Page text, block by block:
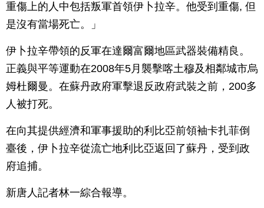
重傷上的人中包括叛軍首領伊卜拉辛。他受到重傷, 但
是沒有當場死亡。」
伊卜拉辛帶領的反軍在達爾富爾地區武器裝備精良。
正義與平等運動在2008年5月襲擊喀土穆及相鄰城市烏
姆杜爾曼。在蘇丹政府軍擊退反政府武裝之前，200多
人被打死。
在向其提供經濟和軍事援助的利比亞前領袖卡扎菲倒
臺後，伊卜拉辛從流亡地利比亞返回了蘇丹，受到政
府追捕。
新唐人記者林一綜合報導。